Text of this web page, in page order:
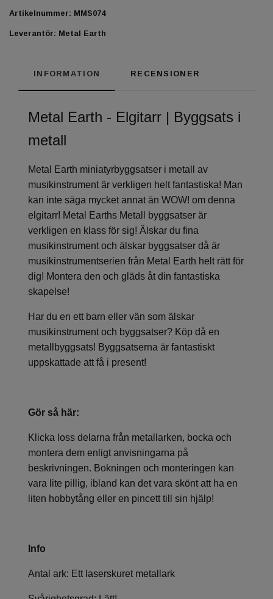
Artikelnummer: MMS074
Leverantör: Metal Earth
INFORMATION RECENSIONER
Metal Earth - Elgitarr | Byggsats i
metall
Metal Earth miniatyrbyggsatser i metall av
musikinstrument är verkligen helt fantastiska! Man
kan inte säga mycket annat än WOW! om denna
elgitarr! Metal Earths Metall byggsatser är
verkligen en klass för sig! Älskar du fina
musikinstrument och älskar byggsatser då är
musikinstrumentserien från Metal Earth helt rätt för
dig! Montera den och gläds åt din fantastiska
skapelse!
Har du en ett barn eller vän som älskar
musikinstrument och byggsatser? Köp då en
metallbyggsats! Byggsatserna är fantastiskt
uppskattade att få i present!
Gör så här:
Klicka loss delarna från metallarken, bocka och
montera dem enligt anvisningarna på
beskrivningen. Bokningen och monteringen kan
vara lite pillig, ibland kan det vara skönt att ha en
liten hobbytång eller en pincett till sin hjälp!
Info
Antal ark: Ett laserskuret metallark